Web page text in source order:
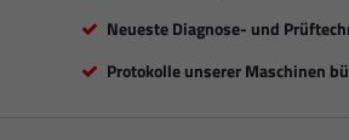
Neueste Diagnose- und
Protokolle unserer Maschinen